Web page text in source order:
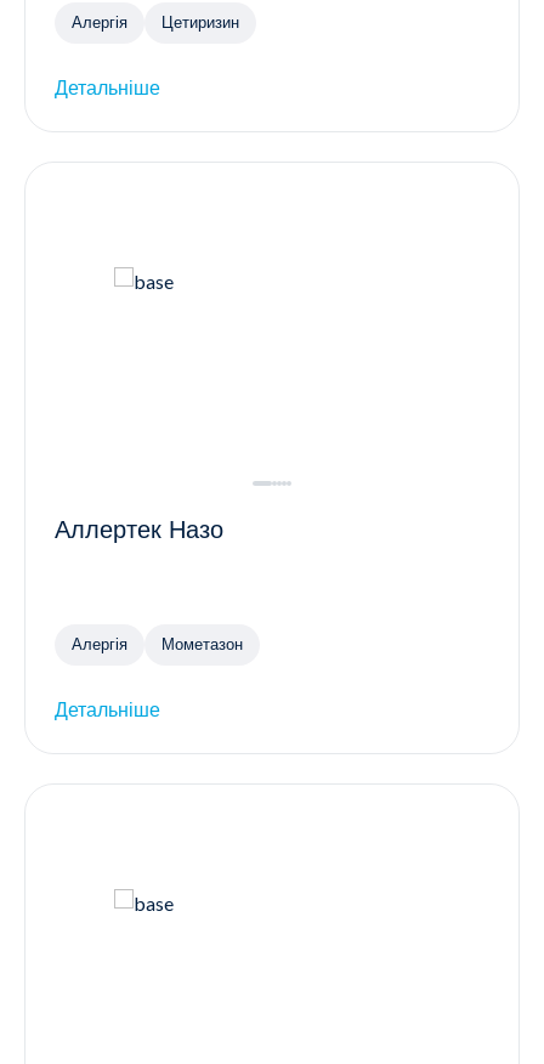
Алергія Цетиризин
Детальніше
Аллертек Назо
Алергія Мометазон
Детальніше